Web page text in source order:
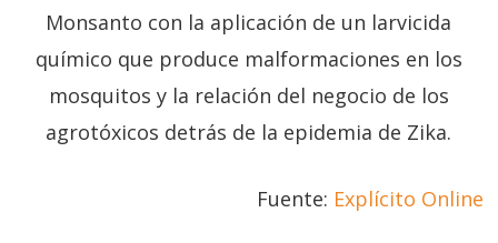
Monsanto con la aplicación de un larvicida
químico que produce malformaciones en los
mosquitos y la relación del negocio de los
agrotóxicos detrás de la epidemia de Zika.
Fuente: Explícito Online